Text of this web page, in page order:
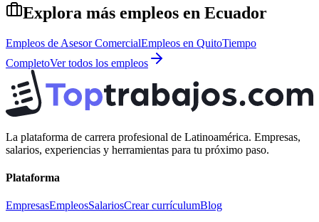
Explora más empleos en Ecuador
Empleos de Asesor ComercialEmpleos en QuitoTiempo
CompletoVer todos los empleos
La plataforma de carrera profesional de Latinoamérica. Empresas,
salarios, experiencias y herramientas para tu próximo paso.
Plataforma
EmpresasEmpleosSalariosCrear currículumBlog